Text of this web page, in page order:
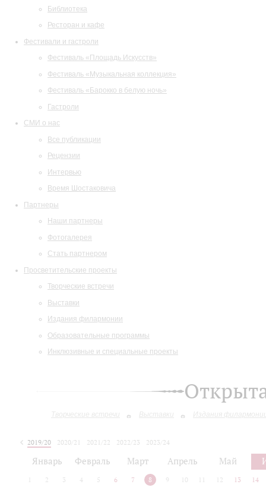
Библиотека
Ресторан и кафе
Фестивали и гастроли
Фестиваль «Площадь Искусств»
Фестиваль «Музыкальная коллекция»
Фестиваль «Барокко в белую ночь»
Гастроли
СМИ о нас
Все публикации
Рецензии
Интервью
Время Шостаковича
Партнеры
Наши партнеры
Фотогалерея
Стать партнером
Просветительские проекты
Творческие встречи
Выставки
Издания филармонии
Образовательные программы
Инклюзивные и специальные проекты
Творческие встречи Выставки Издания
2019/20 2020/21 2021/22 2022/23
2023/24
Январь Февраль Март Апрель Май
2 3 4 5 6 7 8 9 10 12 13 14